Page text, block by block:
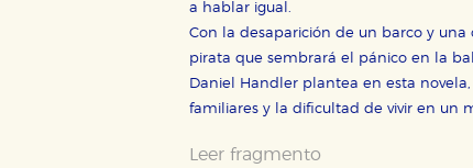
a hablar igual.
Con la desaparición de un barco y
pirata que sembrará el pánico en la
Daniel Handler plantea en esta
familiares y la dificultad de vivir en un
Leer fragmento
Puede consultar nuestrapolítica